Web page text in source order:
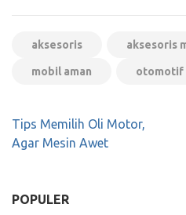
aksesoris aksesoris
mobil aman otomotif
Navigasi
pos
Tips Memilih Oli Motor,
Agar Mesin Awet
POPULER